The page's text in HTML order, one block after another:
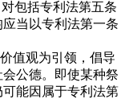
包括专利法第五条
当以专利法第一条
值观为引领，倡导
公德。即使某种祭
能因属于专利法第